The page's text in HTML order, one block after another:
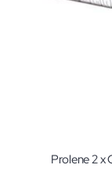
Prolene 2 x